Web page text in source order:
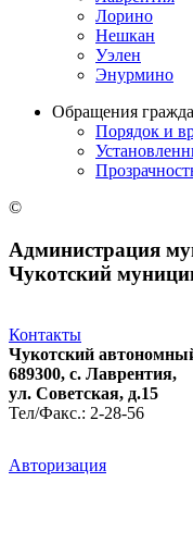
Лорино
Нешкан
Уэлен
Энурмино
Обращения
Порядок и
©
Администрация
Чукотский
Контакты
Чукотский
689300, с. Лаврентия,
ул. Советская, д.15
Тел/Факс.: 2-28-56
Авторизация